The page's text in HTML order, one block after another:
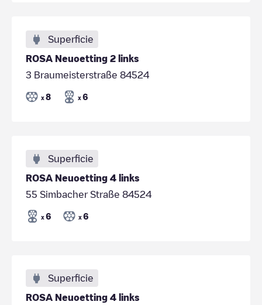
Superficie
ROSA Neuoetting 2 links
3 Braumeisterstraße 84524
x 8 x 6
Superficie
ROSA Neuoetting 4 links
55 Simbacher Straße 84524
x 6 x 6
Superficie
ROSA Neuoetting 4 links